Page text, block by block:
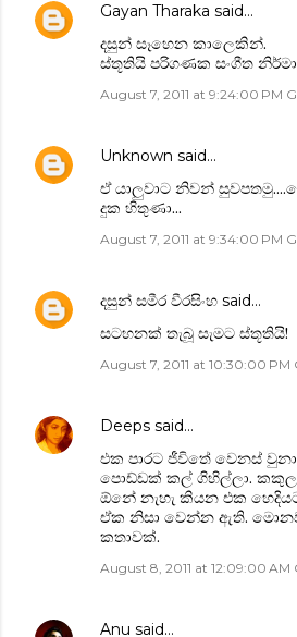
Gayan Tharaka said…
දසුන් සෑහෙන කාලෙකින්.
ස්තූතියි පරිගණක සංගීත
August 7, 2011 at 9:24:00 PM
Unknown said…
ඒ යාලුවාට නිවන්
දුක හිතුණා...
August 7, 2011 at 9:34:00 PM
දසුන් සමීර වීරසිංහ said…
සටහනක් තැබූ සැමට ස්තූතියි!
August 7, 2011 at 10:30:00 PM
Deeps said…
එක පාරට ජීවිතේ වෙනස්
පොඩ්ඩක් කල් ගිහිල්ලා. කකුල
ඕනේ නැහැ කියන එක
ඒක නිසා වෙන්න ඇති.
කතාවක්.
August 8, 2011 at 12:09:00 AM
Anu said…